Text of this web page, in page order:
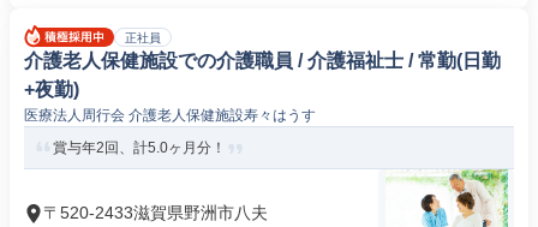
正社員
介護老人保健施設での介護職員 / 介護福祉士 / 常勤(日勤
+夜勤)
医療法人周行会 介護老人保健施設寿々はうす
賞与年2回、計5.0ヶ月分！
〒520-2433滋賀県野洲市八夫